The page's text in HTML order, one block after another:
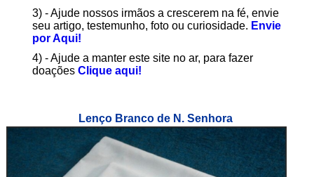
3) - Ajude nossos irmãos a crescerem na fé, envie
seu artigo, testemunho, foto ou curiosidade. Envie
por Aqui!
4) - Ajude a manter este site no ar, para fazer
doações Clique aqui!
Lenço Branco de N. Senhora